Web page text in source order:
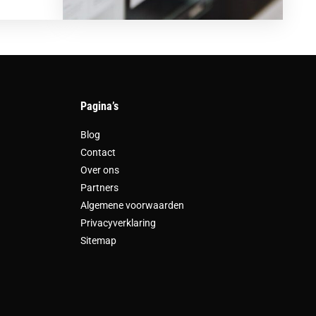
Pagina’s
Blog
Contact
Over ons
Partners
Algemene voorwaarden
Privacyverklaring
Sitemap